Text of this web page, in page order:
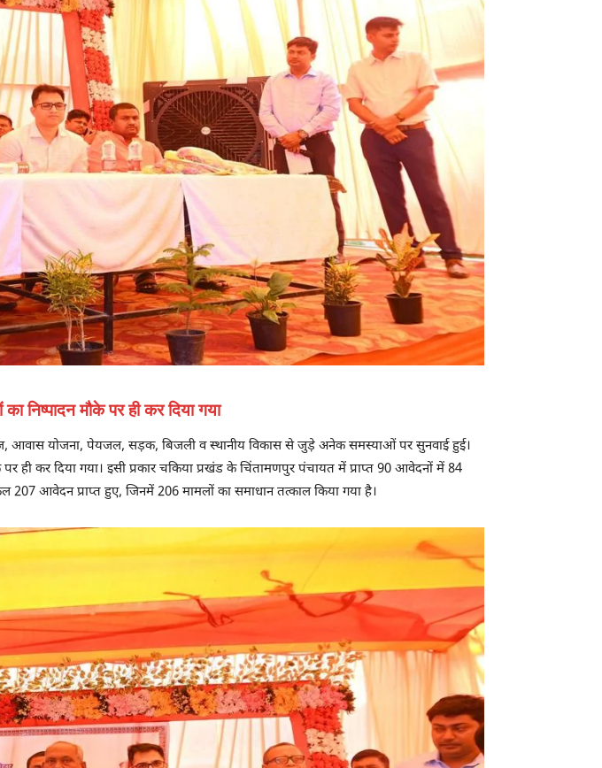
मौके पर ही कर दिया गया
आवास योजना, पेयजल, सड़क, बिजली व स्थानीय विकास से जुड़े अनेक समस्याओं पर सुनवाई हुई।
कर दिया गया। इसी प्रकार चकिया प्रखंड के चिंतामणपुर पंचायत में प्राप्त 90 आवेदनों में 84
207 आवेदन प्राप्त हुए, जिनमें 206 मामलों का समाधान तत्काल किया गया है।